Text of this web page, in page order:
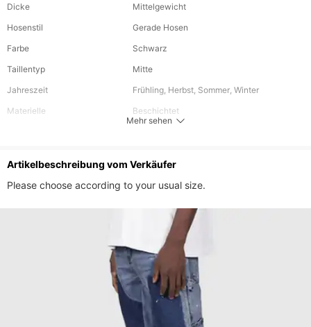
Dicke
Mittelgewicht
Hosenstil
Gerade Hosen
Farbe
Schwarz
Taillentyp
Mitte
Jahreszeit
Frühling, Herbst, Sommer, Winter
Materielle
Beschichtet
chemische Reinigung
Mehr sehen
Artikelbeschreibung vom Verkäufer
Please choose according to your usual size.